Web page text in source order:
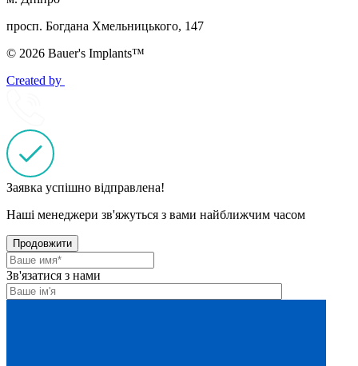
просп. Богдана Хмельницького, 147
© 2026 Bauer's Implants™
Created by
Заявка успішно відправлена!
Наші менеджери зв'яжуться з вами найближчим часом
Продовжити
Зв'язатися з нами